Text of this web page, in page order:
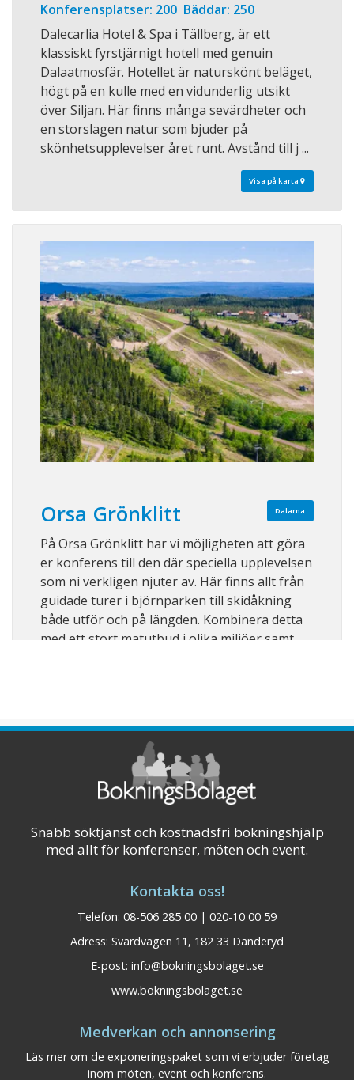
Konferensplatser: 200 Bäddar: 250
Dalecarlia Hotel & Spa i Tällberg, är ett
klassiskt fyrstjärnigt hotell med genuin
Dalaatmosfär. Hotellet är naturskönt beläget,
högt på en kulle med en vidunderlig utsikt
över Siljan. Här finns många sevärdheter och
en storslagen natur som bjuder på
skönhetsupplevelser året runt. Avstånd till j ...
Visa på karta
Dalarna
Orsa Grönklitt
På Orsa Grönklitt har vi möjligheten att göra
er konferens till den där speciella upplevelsen
som ni verkligen njuter av. Här finns allt från
guidade turer i björnparken till skidåkning
både utför och på längden. Kombinera detta
med ett stort matutbud i olika miljöer samt
Experium Sälen
Experium är ett upplevelsehus mitt i
Lindvallen med aktiviteter för hela familjen.
Snabb söktjänst och kostnadsfri bokningshjälp
med allt för konferenser, möten och event.
Kontakta oss!
Telefon: 08-506 285 00 | 020-10 00 59
Adress: Svärdvägen 11, 182 33 Danderyd
E-post: info@bokningsbolaget.se
www.bokningsbolaget.se
Medverkan och annonsering
Läs mer om de exponeringspaket som vi erbjuder företag
inom möten, event och konferens.